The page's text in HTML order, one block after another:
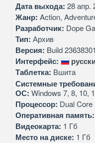
Дата выхода: 28 апр.
Жанр: Action,
Разработчик: Dope
Тип: Архив
Версия: Build
Интерфейс:
Таблетка: Вшита
Системные
ОС: Windows 7, 8, 10,
Процессор: Dual Core
Оперативная память:
Видеокарта: 1 Гб
Место на диске: 1 Гб